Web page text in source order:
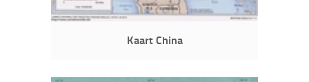
Kaart China